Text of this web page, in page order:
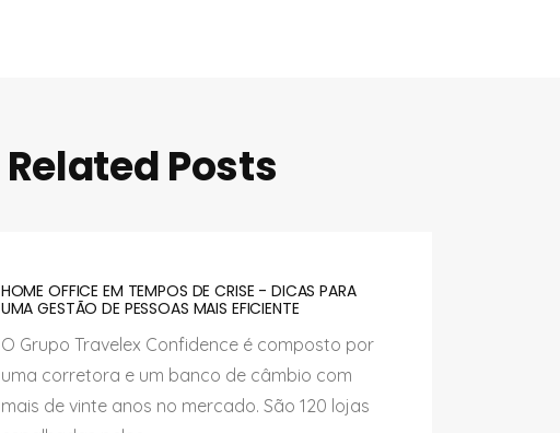
Related Posts
HOME OFFICE EM TEMPOS DE CRISE - DICAS PARA
UMA GESTÃO DE PESSOAS MAIS EFICIENTE
O Grupo Travelex Confidence é composto por
uma corretora e um banco de câmbio com
mais de vinte anos no mercado. São 120 lojas